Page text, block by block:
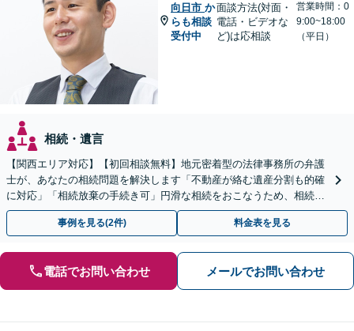
向日市 か
らも相談
受付中
面談方法(対面・
電話・ビデオな
ど)は応相談
営業時間：0
9:00~18:00
（平日）
相続・遺言
【関西エリア対応】【初回相談無料】地元密着型の法律事務所の弁護
士が、あなたの相続問題を解決します「不動産が絡む遺産分割も的確
に対応」「相続放棄の手続き可」円滑な相続をおこなうため、相続問
題は自分の代で解決しましょう【完全個室制】
事例を見る(2件) 料金表を見る
電話でお問い合わせ メールでお問い合わせ